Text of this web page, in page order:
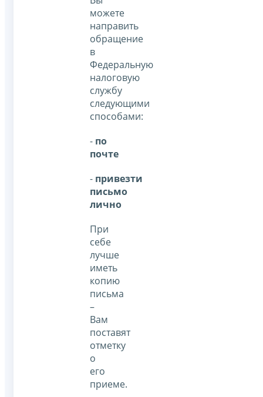
можете
направить
обращение
в
Федеральную
налоговую
службу
следующими
способами:
- по
почте
- привезти
письмо
лично
При
себе
лучше
иметь
копию
письма
–
Вам
поставят
отметку
о
его
приеме.